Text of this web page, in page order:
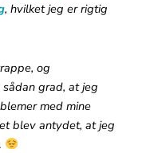
, hvilket jeg er rigtig
og
grad, at jeg
med mine
blev antydet, at jeg